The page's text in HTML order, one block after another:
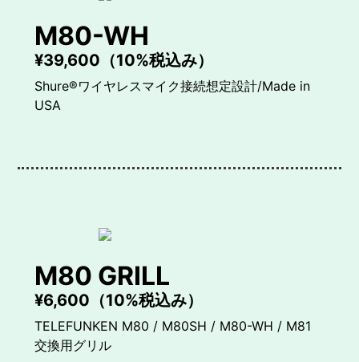
M80-WH
¥39,600（10%税込み）
Shure®ワイヤレスマイク接続想定設計/Made in
USA
M80 GRILL
¥6,600（10%税込み）
TELEFUNKEN M80 / M80SH / M80-WH / M81
交換用グリル